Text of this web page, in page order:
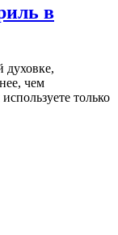
в
духовке,
чем
только